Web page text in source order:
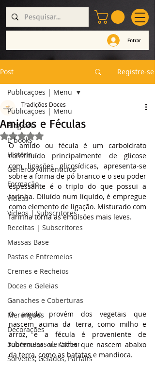
Entrar
Post Registre-se
Publicações | Menu
Biografia
E-books
História
Géneros Alimentícios
Formação
Vídeos
Vídeos | Subscritores
Receitas | Subscritores
Massas Base
Pastas e Entremeios
Cremes e Recheios
Doces e Geleias
Ganaches e Coberturas
Merengues
Decorações
Sobremesas de Colher
Sorvetes, Gelados, Parfaits
Publicações | Menu
Amidos e Féculas
Tradições Doces
Avaliado com NaN de 5 estrelas.
O amido ou fécula é um carboidrato
constituído principalmente de glicose
com ligações glicosídicas, apresenta-se
sobre a forma de pó branco e o seu poder
espessante é o triplo do que possui a
farinha. Diluído num líquido, é empregue
como elemento de ligação. Misturado com
farinha torna as emulsões mais leves.
O amido provém dos vegetais que
nascem acima da terra, como milho e
arroz, e a fécula é proveniente de
tubérculos ou raízes que nascem abaixo
da terra, como as batatas e mandioca.